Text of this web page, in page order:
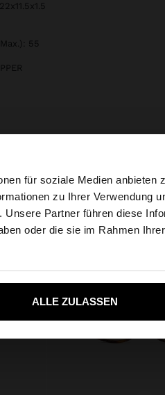
für soziale Medien anbieten
zu Ihrer Verwendung
Partner führen diese
oder die sie im Rahmen
ALLE ZULASSEN
States Website
bringen Sie mich zu United
55